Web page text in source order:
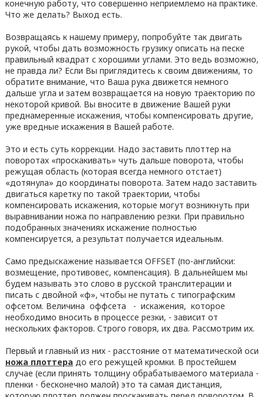
конечную работу, что совершенно неприемлемо на практике.
Что же делать? Выход есть.
Возвращаясь к нашему примеру, попробуйте так двигать
рукой, чтобы дать возможность грузику описать на песке
правильный квадрат с хорошими углами. Это ведь возможно,
не правда ли? Если Вы приглядитесь к своим движениям, то
обратите внимание, что Ваша рука движется немного
дальше угла и затем возвращается на новую траекторию по
некоторой кривой. Вы вносите в движение Вашей руки
преднамеренные искажения, чтобы компенсировать другие,
уже вредные искажения в Вашей работе.
Это и есть суть коррекции. Надо заставить плоттер на
поворотах «проскакивать» чуть дальше поворота, чтобы
режущая область (которая всегда немного отстает)
«дотянула» до координаты поворота. Затем надо заставить
двигаться каретку по такой траектории, чтобы
компенсировать искажения, которые могут возникнуть при
выравнивании ножа по направлению резки. При правильно
подобранных значениях искажение полностью
компенсируется, а результат получается идеальным.
Само предыскажение называется OFFSET (по-английски:
возмещение, противовес, компенсация). В дальнейшем мы
будем называть это слово в русской транслитерации и
писать с двойной «ф», чтобы не путать с типографским
офсетом. Величина оффсета - искажения, которое
необходимо вносить в процессе резки, - зависит от
нескольких факторов. Строго говоря, их два. Рассмотрим их.
Первый и главный из них - расстояние от математической оси
ножа плоттера до его режущей кромки. В простейшем
случае (если принять толщину обрабатываемого материала -
пленки - бесконечно малой) это та самая дистанция,